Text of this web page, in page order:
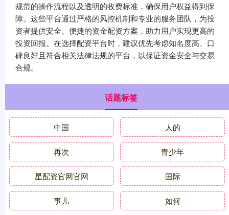
规范的操作流程以及透明的收费标准，确保用户权益得到保
障。这些平台通过严格的风控机制和专业的服务团队，为投
资者提供安全、便捷的资金配资方案，助力用户实现更高的
投资回报。在选择配资平台时，建议优先考虑知名度高、口
碑良好且符合相关法律法规的平台，以保证资金安全与交易
合规。
话题标签
中国 人的
再次 青少年
星配资官网官网 国际
事儿 如何